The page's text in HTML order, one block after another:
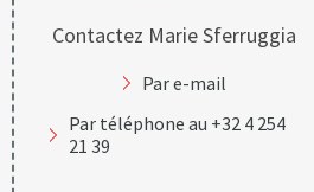
Contactez Marie Sferruggia
Par e-mail
Par téléphone au +32 4 254
21 39